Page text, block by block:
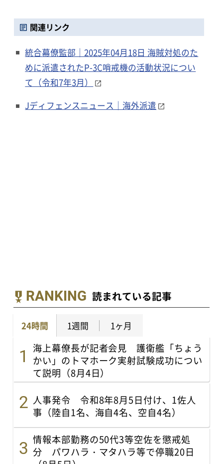
関連リンク
統合幕僚監部｜2025年04月18日 海賊対処のた
めに派遣されたP-3C哨戒機の活動状況につい
て（令和7年3月）
Jディフェンスニュース｜海外派遣
RANKING 読まれている記事
24時間 1週間 1ヶ月
海上幕僚長が記者会見 護衛艦「ちょう
かい」のトマホーク実射試験成功につい
て説明（8月4日）
人事発令 令和8年8月5日付け、1佐人
事（陸自1名、海自4名、空自4名）
情報本部勤務の50代3等空佐を懲戒処
分 パワハラ・マタハラ等で停職20日